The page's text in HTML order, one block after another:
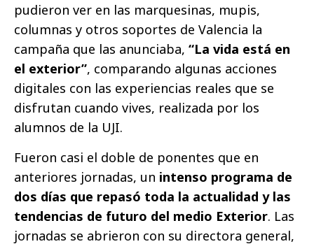
pudieron ver en las marquesinas, mupis,
columnas y otros soportes de Valencia la
campaña que las anunciaba, “La vida está en
el exterior”, comparando algunas acciones
digitales con las experiencias reales que se
disfrutan cuando vives, realizada por los
alumnos de la UJI.
Fueron casi el doble de ponentes que en
anteriores jornadas, un intenso programa de
dos días que repasó toda la actualidad y las
tendencias de futuro del medio Exterior. Las
jornadas se abrieron con su directora general,